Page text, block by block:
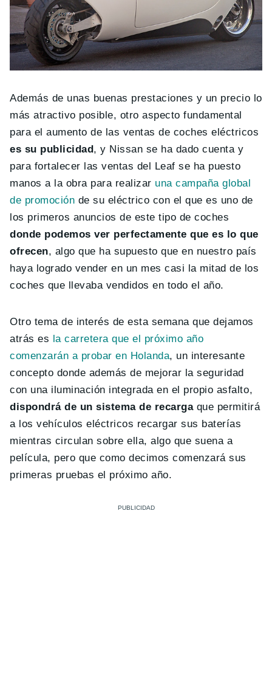
Además de unas buenas prestaciones y un precio lo
más atractivo posible, otro aspecto fundamental
para el aumento de las ventas de coches eléctricos
es su publicidad, y Nissan se ha dado cuenta y
para fortalecer las ventas del Leaf se ha puesto
manos a la obra para realizar una campaña global
de promoción de su eléctrico con el que es uno de
los primeros anuncios de este tipo de coches
donde podemos ver perfectamente que es lo que
ofrecen, algo que ha supuesto que en nuestro país
haya logrado vender en un mes casi la mitad de los
coches que llevaba vendidos en todo el año.
Otro tema de interés de esta semana que dejamos
atrás es la carretera que el próximo año
comenzarán a probar en Holanda, un interesante
concepto donde además de mejorar la seguridad
con una iluminación integrada en el propio asfalto,
dispondrá de un sistema de recargaque permitirá
a los vehículos eléctricos recargar sus baterías
mientras circulan sobre ella, algo que suena a
película, pero que como decimos comenzará sus
primeras pruebas el próximo año.